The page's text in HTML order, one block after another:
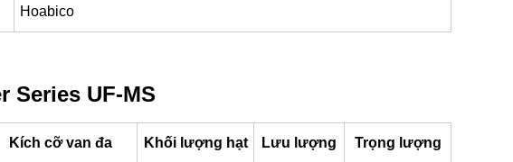
Hoabico
UF-MS
Kích cỡ van đa
Khối lượng hạt
Lưu lượng
Trọng lượng